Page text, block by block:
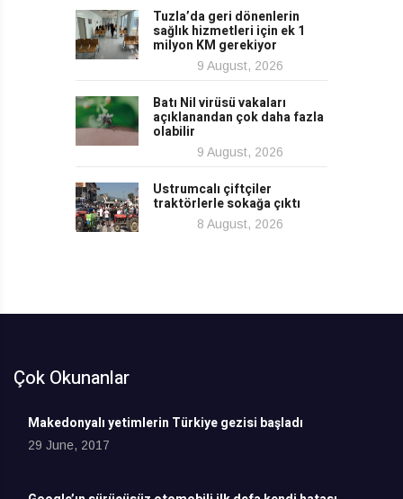
Tuzla’da geri dönenlerin
sağlık hizmetleri için ek 1
milyon KM gerekiyor
9 August, 2026
Batı Nil virüsü vakaları
açıklanandan çok daha fazla
olabilir
9 August, 2026
Ustrumcalı çiftçiler
traktörlerle sokağa çıktı
8 August, 2026
Çok Okunanlar
Makedonyalı yetimlerin Türkiye gezisi başladı
29 June, 2017